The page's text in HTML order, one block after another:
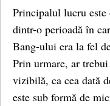
Principalul lucru este
dintr-o perioadă în
Bang-ului era la fel
Prin urmare, ar
vizibilă, ca cea dată
este sub formă de